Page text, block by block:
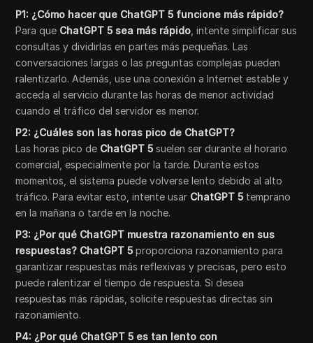
P1: ¿Cómo hacer que ChatGPT 5 funcione más rápido?
Para que ChatGPT 5 sea más rápido , intente simplificar sus
consultas y dividirlas en partes más pequeñas. Las
conversaciones largas o las preguntas complejas pueden
ralentizarlo. Además, use una conexión a Internet estable y
acceda al servicio durante las horas de menor actividad
cuando el tráfico del servidor es menor.
P2: ¿Cuáles son las horas pico de ChatGPT?
Las horas pico de ChatGPT 5 suelen ser durante el horario
comercial, especialmente por la tarde. Durante estos
momentos, el sistema puede volverse lento debido al alto
tráfico. Para evitar esto, intente usar ChatGPT 5 temprano
en la mañana o tarde en la noche.
P3: ¿Por qué ChatGPT muestra razonamiento en sus
respuestas? ChatGPT 5 proporciona razonamiento para
garantizar respuestas más reflexivas y precisas, pero esto
puede ralentizar el tiempo de respuesta. Si desea
respuestas más rápidas, solicite respuestas directas sin
razonamiento.
P4: ¿Por qué ChatGPT 5 es tan lento con